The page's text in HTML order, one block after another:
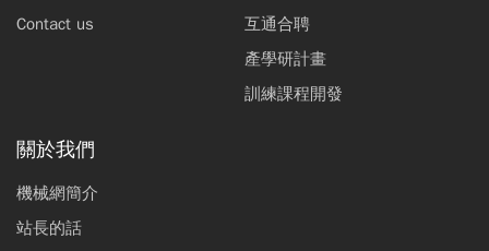
Contact us
互通合聘
產學研計畫
訓練課程開發
關於我們
機械網簡介
站長的話